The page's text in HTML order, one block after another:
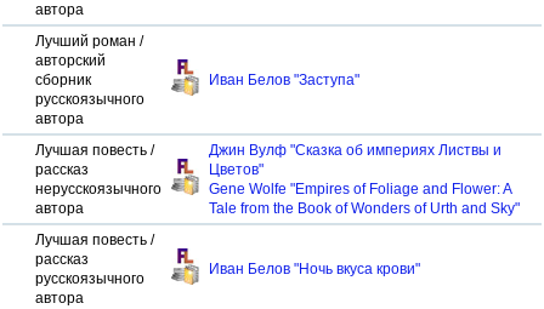
автора
Лучший роман /
авторский
сборник
русскоязычного
автора
Иван Белов "Заступа"
Лучшая повесть /
рассказ
нерусскоязычного
автора
Джин Вулф "Сказка об империях Листвы и
Цветов"
Gene Wolfe "Empires of Foliage and Flower: A
Tale from the Book of Wonders of Urth and Sky"
Лучшая повесть /
рассказ
русскоязычного
автора
Иван Белов "Ночь вкуса крови"